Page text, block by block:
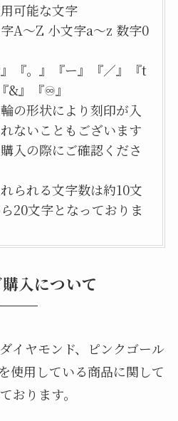
用可能な文字
A〜Z 小文字a〜z 数字0
『。』『ー』『／』『t
&』『♾』
の形状により刻印が入
ないこともございます
入の際にご確認くださ
られる文字数は約10文
20文字となっておりま
入について
イヤモンド、ピンクゴール
使用している商品に関して
おります。